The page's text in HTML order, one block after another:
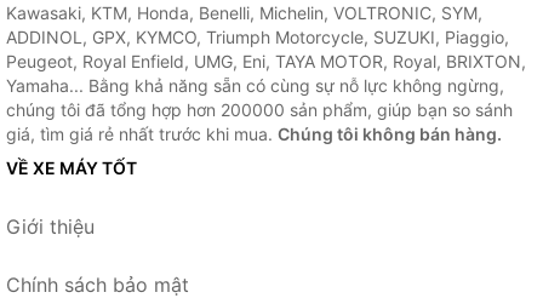
Kawasaki, KTM, Honda, Benelli, Michelin, VOLTRONIC, SYM,
ADDINOL, GPX, KYMCO, Triumph Motorcycle, SUZUKI, Piaggio,
Peugeot, Royal Enfield, UMG, Eni, TAYA MOTOR, Royal, BRIXTON,
Yamaha... Bằng khả năng sẵn có cùng sự nỗ lực không ngừng,
chúng tôi đã tổng hợp hơn 200000 sản phẩm, giúp bạn so sánh
giá, tìm giá rẻ nhất trước khi mua. Chúng tôi không bán hàng.
VỀ XE MÁY TỐT
Giới thiệu
Chính sách bảo mật